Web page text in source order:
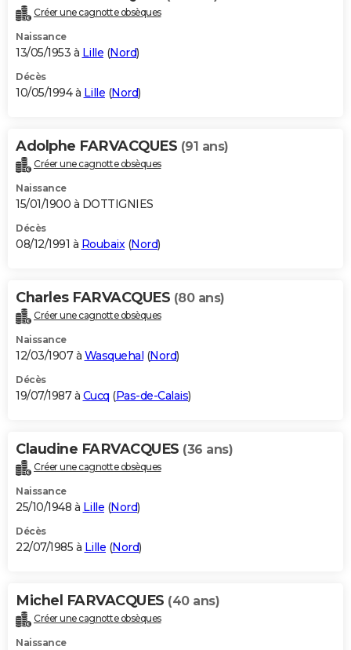
Créer une cagnotte obsèques
Naissance
13/05/1953 à Lille (Nord)
Décès
10/05/1994 à Lille (Nord)
Adolphe FARVACQUES (91 ans)
Créer une cagnotte obsèques
Naissance
15/01/1900 à DOTTIGNIES
Décès
08/12/1991 à Roubaix(Nord)
Charles FARVACQUES (80 ans)
Créer une cagnotte obsèques
Naissance
12/03/1907 à Wasquehal (Nord)
Décès
19/07/1987 à Cucq (Pas-de-Calais)
Claudine FARVACQUES (36 ans)
Créer une cagnotte obsèques
Naissance
25/10/1948 à Lille (Nord)
Décès
22/07/1985 à Lille (Nord)
Michel FARVACQUES (40 ans)
Créer une cagnotte obsèques
Naissance